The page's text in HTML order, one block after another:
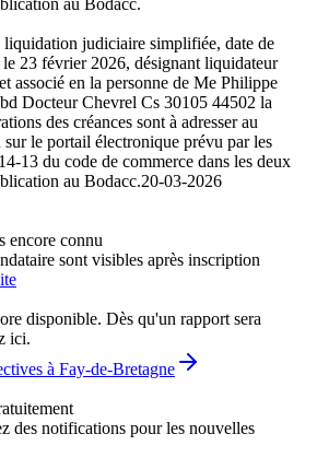
liquidation judiciaire simplifiée, date de
le 23 février 2026, désignant liquidateur
associé en la personne de Me Philippe
Docteur Chevrel Cs 30105 44502 la
des créances sont à adresser au
le portail électronique prévu par les
13 du code de commerce dans les deux
au Bodacc.20-03-2026
encore connu
sont visibles après inscription
disponible. Dès qu'un rapport sera
ici.
à Fay-de-Bretagne
des notifications pour les nouvelles